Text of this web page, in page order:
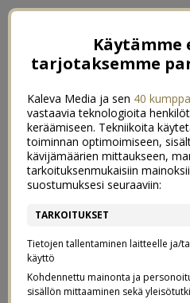
Käytämme
tarjotaksemme
Kaleva Media ja sen 40
vastaavia teknologioita
keräämiseen. Tekniikoita
toiminnan optimoimiseen,
kävijämäärien mittaukseen,
tarkoituksenmukaisiin
suostumuksesi seuraaviin:
TARKOITUKSET
Tietojen tallentaminen laitteelle ja/
käyttö
Kohdennettu mainonta ja
sisällön mittaaminen sekä